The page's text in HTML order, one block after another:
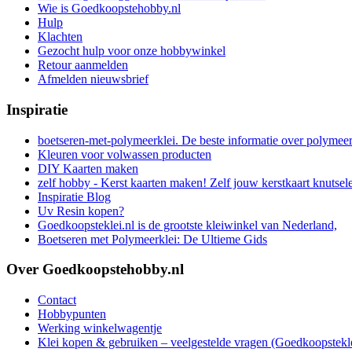
Wie is Goedkoopstehobby.nl
Hulp
Klachten
Gezocht hulp voor onze hobbywinkel
Retour aanmelden
Afmelden nieuwsbrief
Inspiratie
boetseren-met-polymeerklei. De beste informatie over
Kleuren voor volwassen producten
DIY Kaarten maken
zelf hobby - Kerst kaarten maken! Zelf jouw kerstkaart
Inspiratie Blog
Uv Resin kopen?
Goedkoopsteklei.nl is de grootste kleiwinkel van Nederland,
Boetseren met Polymeerklei: De Ultieme Gids
Over Goedkoopstehobby.nl
Contact
Hobbypunten
Werking winkelwagentje
Klei kopen & gebruiken – veelgestelde vragen